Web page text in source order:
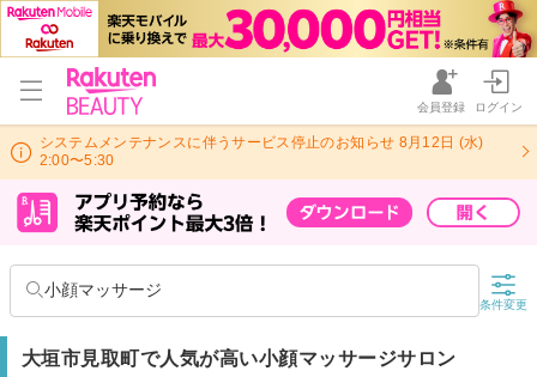
会員登録 ログイン
システムメンテナンスに伴うサービス停止のお知らせ 8月12日 (水)
2:00〜5:30
小顔マッサージ
条件変更
大垣市見取町で人気が高い小顔マッサージサロン